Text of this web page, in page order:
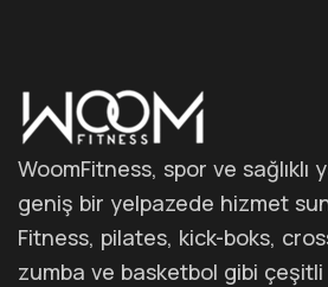
WoomFitness, spor ve sağlıklı
geniş bir yelpazede hizmet
Fitness, pilates, kick-boks,
zumba ve basketbol gibi çeşitli